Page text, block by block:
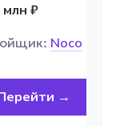
млн ₽
Noco
→